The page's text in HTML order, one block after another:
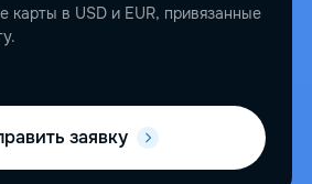
карты в USD и EUR, привязанные
заявку